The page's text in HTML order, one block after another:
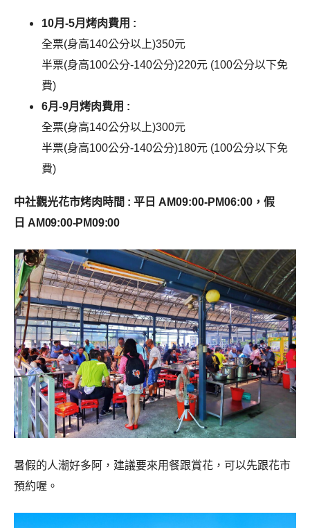
10月-5月烤肉費用 :
全票(身高140公分以上)350元
半票(身高100公分-140公分)220元 (100公分以下免
費)
6月-9月烤肉費用 :
全票(身高140公分以上)300元
半票(身高100公分-140公分)180元 (100公分以下免
費)
中社觀光花市烤肉時間 : 平日 AM09:00-PM06:00，假
日 AM09:00-PM09:00
暑假的人潮好多阿，建議要來用餐跟賞花，可以先跟花市
預約喔。